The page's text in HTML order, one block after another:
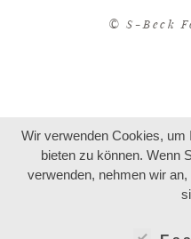
© S-Beck
Wir verwenden Cookies, um
bieten zu können. Wenn
verwenden, nehmen wir